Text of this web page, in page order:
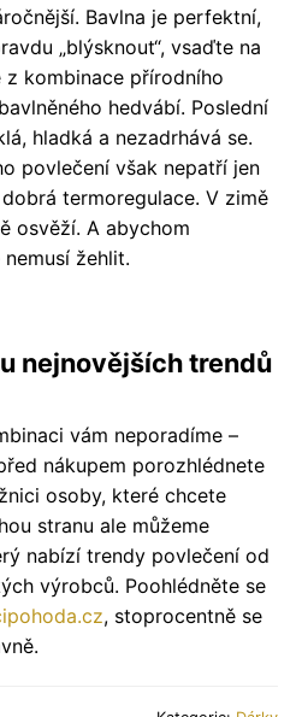
Bavlna je perfektní,
„blýsknout“, vsaďte na
z kombinace přírodního
hedvábí. Poslední
hladká a nezadrhává se.
povlečení však nepatří jen
termoregulace. V zimě
osvěží. A abychom
žehlit.
nejnovějších trendů
vám neporadíme –
nákupem porozhlédnete
osoby, které chcete
stranu ale můžeme
nabízí trendy povlečení od
výrobců. Poohlédněte se
, stoprocentně se